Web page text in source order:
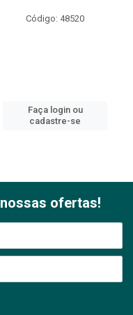
Código: 48520
Faça login ou
cadastre-se
ofertas!